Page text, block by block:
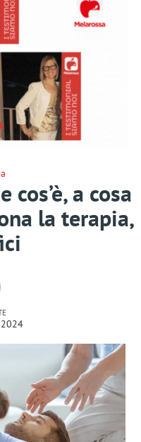
a cosa
la terapia,
2024